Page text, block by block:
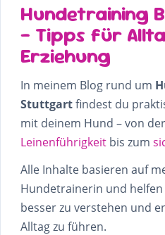
Hundetraining
– Tipps für
Erziehung
In meinem Blog rund um
Stuttgartfindest du
mit deinem Hund – von der
Leinenführigkeit bis zum
Alle Inhalte basieren auf
Hundetrainerin und
besser zu verstehen und
Alltag zu führen.